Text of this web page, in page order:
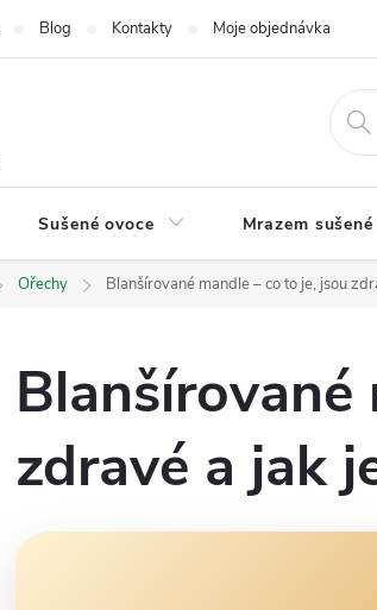
Blog Kontakty Moje objednávka
Sušené ovoce Mrazem
Ořechy Blanšírované mandle – co to je, jsou
Blanšírované
zdravé a jak